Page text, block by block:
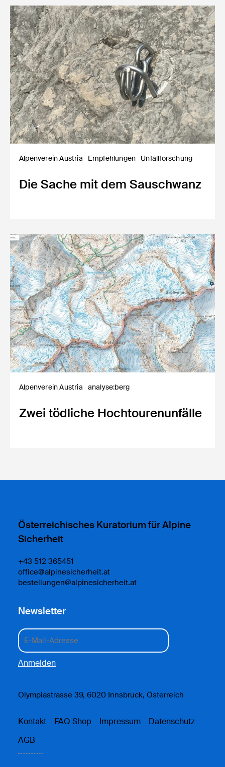
Alpenverein Austria Empfehlungen Unfallforschung
Die Sache mit dem Sauschwanz
Alpenverein Austria analyse:berg
Zwei tödliche Hochtourenunfälle
Österreichisches Kuratorium für Alpine
Sicherheit
+43 512 365451
office@alpinesicherheit.at
bestellungen@alpinesicherheit.at
Newsletter
Olympiastrasse 39, 6020 Innsbruck, Österreich
Kontakt FAQ Shop Impressum
Datenschutz
AGB